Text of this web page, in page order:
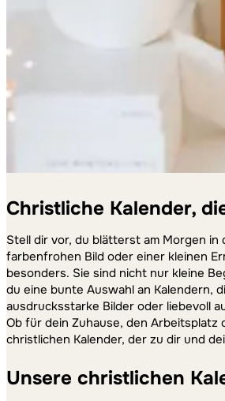
Christliche Kalender,
Stell dir vor, du blätterst am Morgen
farbenfrohen Bild oder einer kleinen
besonders. Sie sind nicht nur kleine
du eine bunte Auswahl an Kalendern,
ausdrucksstarke Bilder oder liebevoll
Ob für dein Zuhause, den
christlichen Kalender, der zu dir und
Unsere christlichen